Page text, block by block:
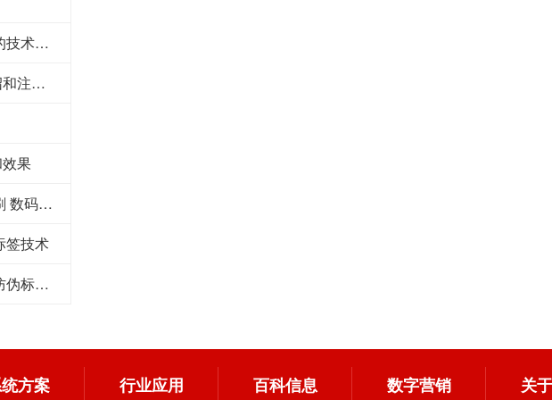
不干胶防伪标签 防伪标签的技术要求
易碎纸防伪标签的简单介绍和注意事项
果
防伪标签印刷厂 不干胶印刷 数码防伪标签技术特点
签技术
防伪标签印刷 食品包装与防伪标签标准
方案 行业应用 百科信息 数字营销 关